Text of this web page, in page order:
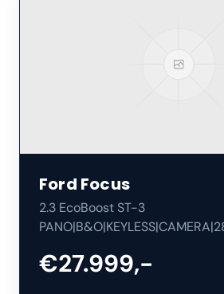
Ford Focus
2.3 EcoBoost ST-3
€27.999,-